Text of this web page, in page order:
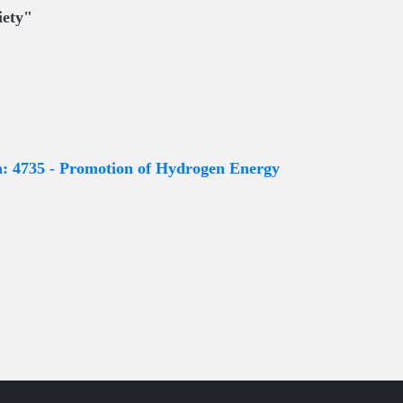
4735 - Promotion of Hydrogen Energy